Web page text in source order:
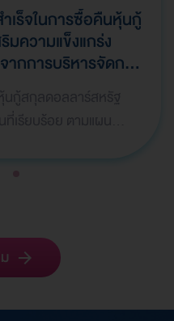
เร็จในการซื้อคืนหุ้นกู้
ความแข็งแกร่ง
ากการบริหารจัดการ